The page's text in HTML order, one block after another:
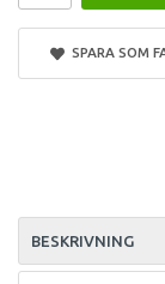
SPARA SOM
BESKRIVNING